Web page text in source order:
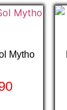
Mytho